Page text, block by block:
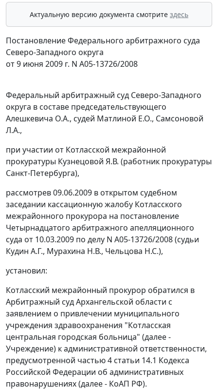
Актуальную версию документа смотрите здесь
Постановление Федерального арбитражного суда
Северо-Западного округа
от 9 июня 2009 г. N А05-13726/2008
Федеральный арбитражный суд Северо-Западного
округа в составе председательствующего
Алешкевича О.А., судей Матлиной Е.О., Самсоновой
Л.А.,
при участии от Котласской межрайонной
прокуратуры Кузнецовой Я.В. (работник прокуратуры
Санкт-Петербурга),
рассмотрев 09.06.2009 в открытом судебном
заседании кассационную жалобу Котласского
межрайонного прокурора на постановление
Четырнадцатого арбитражного апелляционного
суда от 10.03.2009 по делу N А05-13726/2008 (судьи
Кудин А.Г., Мурахина Н.В., Чельцова Н.С.),
установил:
Котласский межрайонный прокурор обратился в
Арбитражный суд Архангельской области с
заявлением о привлечении муниципального
учреждения здравоохранения "Котласская
центральная городская больница" (далее -
Учреждение) к административной ответственности,
предусмотренной частью 4 статьи 14.1 Кодекса
Российской Федерации об административных
правонарушениях (далее - КоАП РФ).